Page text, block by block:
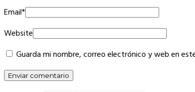
Email*
Website
Guarda mi nombre, correo electrónico y web en